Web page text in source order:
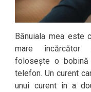
Bănuiala mea este
mare încărcător
folosește o
telefon. Un curent
unui curent în a